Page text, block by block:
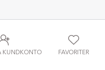
FAVORITER
KUNDKONTO